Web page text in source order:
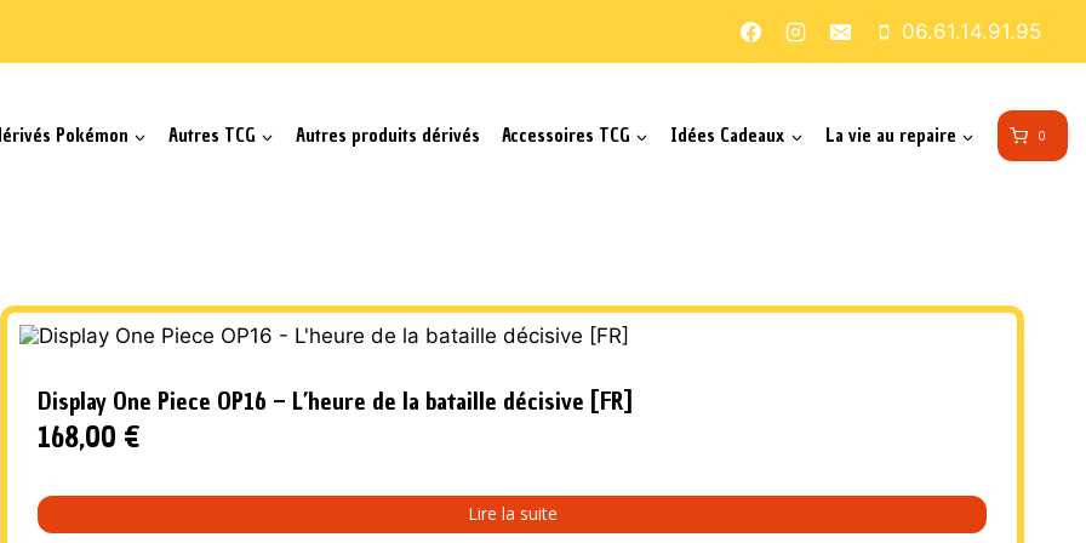
06.61.14.91.95
Pokémon Autres TCG Autres produits dérivés Accessoires TCG Idées Cadeaux La vie au repaire 0
Display One Piece OP16 – L’heure de la bataille décisive [FR]
168,00 €
Lire la suite